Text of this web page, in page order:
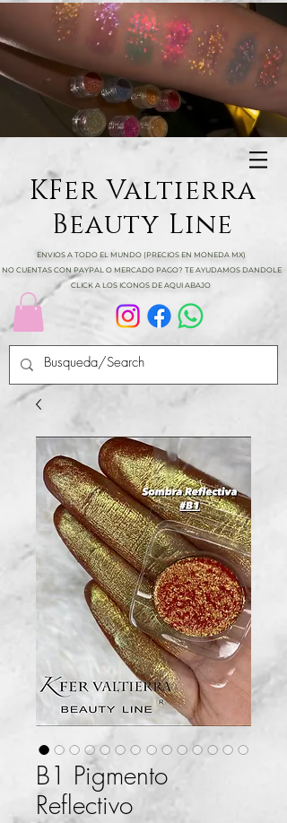
KFer Valtierra
Beauty Line
ENVIOS A TODO EL MUNDO (PRECIOS EN MONEDA MX)
NO CUENTAS CON PAYPAL O MERCADO PAGO? TE AYUDAMOS DANDOLE
CLICK A LOS ICONOS DE AQUI ABAJO
B1 Pigmento
Reflectivo